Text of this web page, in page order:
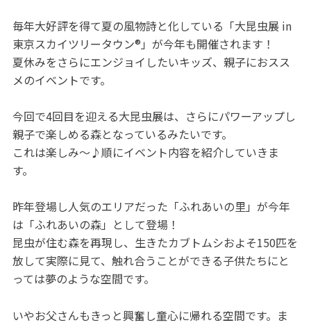
毎年大好評を得て夏の風物詩と化している「大昆虫展 in
東京スカイツリータウン®」が今年も開催されます！
夏休みをさらにエンジョイしたいキッズ、親子におスス
メのイベントです。
今回で4回目を迎える大昆虫展は、さらにパワーアップし
親子で楽しめる森となっているみたいです。
これは楽しみ～♪順にイベント内容を紹介していきま
す。
昨年登場し人気のエリアだった「ふれあいの里」が今年
は「ふれあいの森」として登場！
昆虫が住む森を再現し、生きたカブトムシおよそ150匹を
放して実際に見て、触れ合うことができる子供たちにと
っては夢のような空間です。
いやお父さんもきっと興奮し童心に帰れる空間です。ま